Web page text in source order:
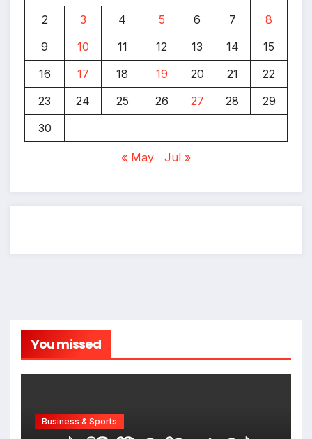
2
3 4 5 6 7
8
9
10 11 12 13 14
15
16
17 18 19 20 21
22
23
24 25 26 27 28
29
30
« May Jul »
You missed
Business & Sports